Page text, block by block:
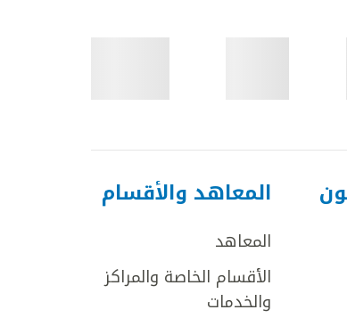
المعاهد والأقسام
المعاهد
الأقسام الخاصة والمراكز
والخدمات